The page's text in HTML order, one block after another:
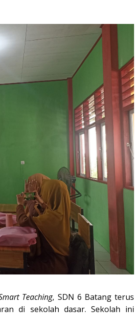
Teaching, SDN 6 Batang terus
di sekolah dasar. Sekolah ini